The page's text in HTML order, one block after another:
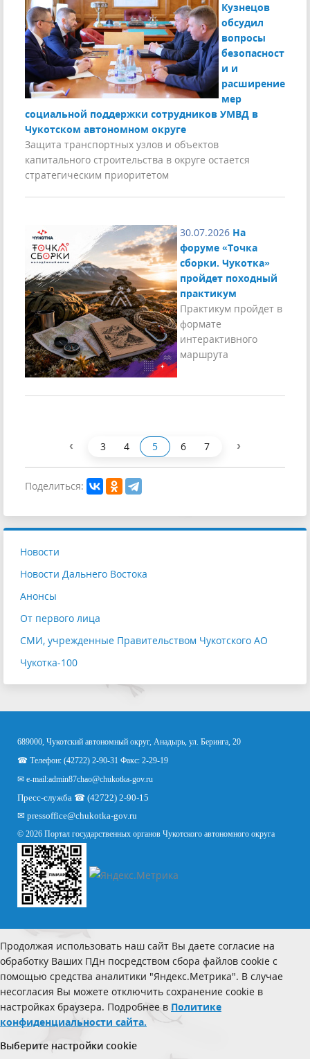
Кузнецов
обсудил
вопросы
безопасност
и и
расширение
мер
социальной поддержки сотрудников УМВД в
Чукотском автономном округе
Защита транспортных узлов и объектов
капитального строительства в округе остается
стратегическим приоритетом
30.07.2026 На
форуме «Точка
сборки. Чукотка»
пройдет походный
практикум
Практикум пройдет в
формате
интерактивного
маршрута
‹ 3 4 5 6 7 ›
Поделиться:
Новости
Новости Дальнего Востока
Анонсы
От первого лица
СМИ, учрежденные Правительством Чукотского АО
Чукотка-100
689000, Чукотский автономный округ, Анадырь, ул. Беринга, 20
☎ Телефон: (42722) 2-90-31 Факс: 2-29-19
✉ e-mail:admin87chao@chukotka-gov.ru
Пресс-служба ☎ (42722) 2-90-15
✉ pressoffice@chukotka-gov.ru
© 2026 Портал государственных органов Чукотского автономного округа
Продолжая использовать наш сайт Вы даете согласие на
обработку Ваших ПДн посредством сбора файлов cookie с
помощью средства аналитики "Яндекс.Метрика". В случае
несогласия Вы можете отключить сохранение cookie в
настройках браузера. Подробнее в Политике
конфиденциальности сайта.
Выберите настройки cookie